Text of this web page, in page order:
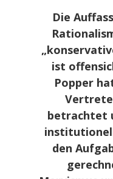
Die
ist
Popper
betrachtet
den